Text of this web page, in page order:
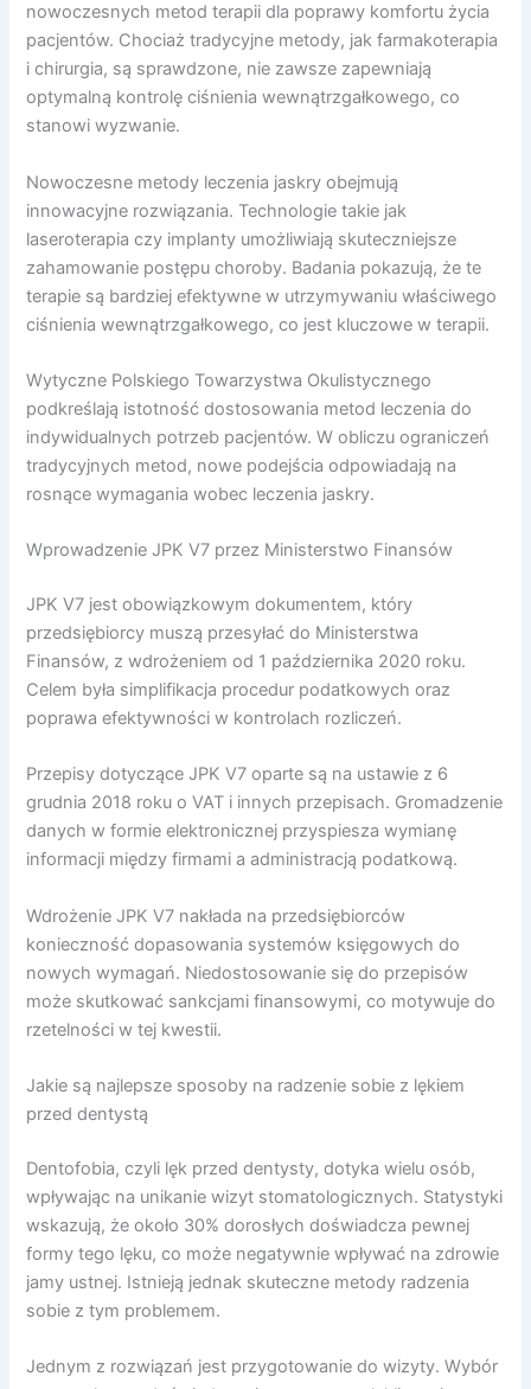
nowoczesnych metod terapii dla poprawy komfortu życia
pacjentów. Chociaż tradycyjne metody, jak farmakoterapia
i chirurgia, są sprawdzone, nie zawsze zapewniają
optymalną kontrolę ciśnienia wewnątrzgałkowego, co
stanowi wyzwanie.
Nowoczesne metody leczenia jaskry obejmują
innowacyjne rozwiązania. Technologie takie jak
laseroterapia czy implanty umożliwiają skuteczniejsze
zahamowanie postępu choroby. Badania pokazują, że te
terapie są bardziej efektywne w utrzymywaniu właściwego
ciśnienia wewnątrzgałkowego, co jest kluczowe w terapii.
Wytyczne Polskiego Towarzystwa Okulistycznego
podkreślają istotność dostosowania metod leczenia do
indywidualnych potrzeb pacjentów. W obliczu ograniczeń
tradycyjnych metod, nowe podejścia odpowiadają na
rosnące wymagania wobec leczenia jaskry.
Wprowadzenie JPK V7 przez Ministerstwo Finansów
JPK V7 jest obowiązkowym dokumentem, który
przedsiębiorcy muszą przesyłać do Ministerstwa
Finansów, z wdrożeniem od 1 października 2020 roku.
Celem była simplifikacja procedur podatkowych oraz
poprawa efektywności w kontrolach rozliczeń.
Przepisy dotyczące JPK V7 oparte są na ustawie z 6
grudnia 2018 roku o VAT i innych przepisach. Gromadzenie
danych w formie elektronicznej przyspiesza wymianę
informacji między firmami a administracją podatkową.
Wdrożenie JPK V7 nakłada na przedsiębiorców
konieczność dopasowania systemów księgowych do
nowych wymagań. Niedostosowanie się do przepisów
może skutkować sankcjami finansowymi, co motywuje do
rzetelności w tej kwestii.
Jakie są najlepsze sposoby na radzenie sobie z lękiem
przed dentystą
Dentofobia, czyli lęk przed dentysty, dotyka wielu osób,
wpływając na unikanie wizyt stomatologicznych. Statystyki
wskazują, że około 30% dorosłych doświadcza pewnej
formy tego lęku, co może negatywnie wpływać na zdrowie
jamy ustnej. Istnieją jednak skuteczne metody radzenia
sobie z tym problemem.
Jednym z rozwiązań jest przygotowanie do wizyty. Wybór